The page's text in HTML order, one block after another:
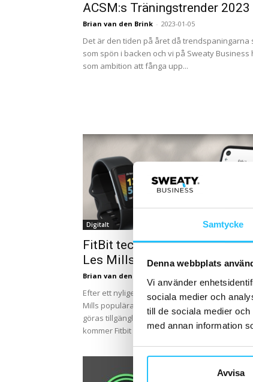
Samtycke
Denna webbplats
Vi använder
sociala medier och
till de sociala medier
med annan information
Avvisa
ACSM:s Träningstrender 2023
Brian van den Brink - 2023-01-05
Det är den tiden på året då trendspaningarna
som spön i backen och vi på Sweaty Business
som ambition att fånga upp...
Digitalt
FitBit tecknar content-avtal
Les Mills
Brian van den Brink
Efter ett nyligen tecknat samarbetsavtal
Mills populära portfölj av onlinepass kommer att
göras tillgängliga på Fitbits premiumplattform.
kommer Fitbit -användare att få...